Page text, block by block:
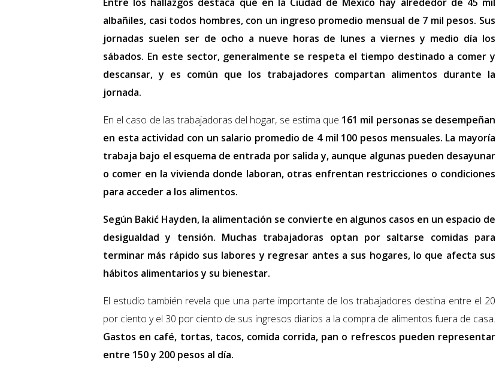
albañiles, casi todos hombres, con un ingreso promedio mensual de 7 mil pesos. Sus
jornadas suelen ser de ocho a nueve horas de lunes a viernes y medio día los
sábados. En este sector, generalmente se respeta el tiempo destinado a comer y
descansar, y es común que los trabajadores compartan alimentos durante la
jornada.
En el caso de las trabajadoras del hogar, se estima que 161 mil personas se desempeñan
en esta actividad con un salario promedio de 4 mil 100 pesos mensuales. La mayoría
trabaja bajo el esquema de entrada por salida y, aunque algunas pueden desayunar
o comer en la vivienda donde laboran, otras enfrentan restricciones o condiciones
para acceder a los alimentos.
Según Bakić Hayden, la alimentación se convierte en algunos casos en un espacio de
desigualdad y tensión. Muchas trabajadoras optan por saltarse comidas para
terminar más rápido sus labores y regresar antes a sus hogares, lo que afecta sus
hábitos alimentarios y su bienestar.
El estudio también revela que una parte importante de los trabajadores destina entre el 20
por ciento y el 30 por ciento de sus ingresos diarios a la compra de alimentos fuera de casa.
Gastos en café, tortas, tacos, comida corrida, pan o refrescos pueden representar
entre 150 y 200 pesos al día.